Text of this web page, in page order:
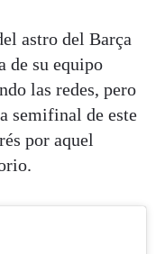
astro del Barça
de su equipo
las redes, pero
semifinal de este
por aquel